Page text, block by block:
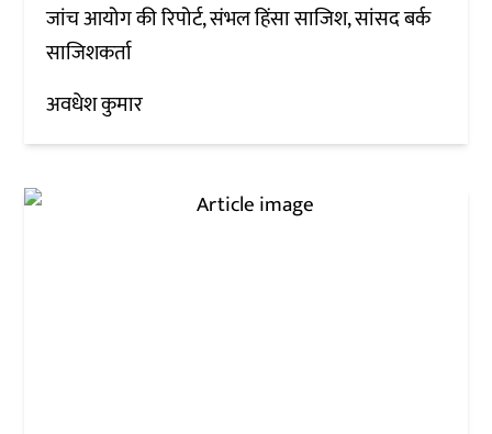
जांच आयोग की रिपोर्ट, संभल हिंसा साजिश, सांसद बर्क
साजिशकर्ता
अवधेश कुमार